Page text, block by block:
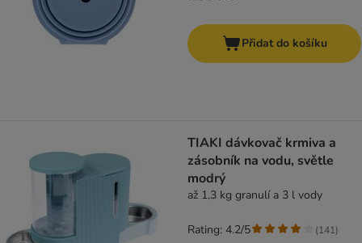
Přidat do košíku
TIAKI dávkovač krmiva a
zásobník na vodu, světle
modrý
až 1,3 kg granulí a 3 l vody
Rating: 4.2/5 (141)